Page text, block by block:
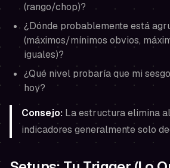
(rango/chop)?
¿Dónde probablemente está
(máximos/mínimos obvios,
iguales)?
¿Qué nivel probaría que mi
hoy?
Consejo: La estructura elimina
indicadores generalmente solo